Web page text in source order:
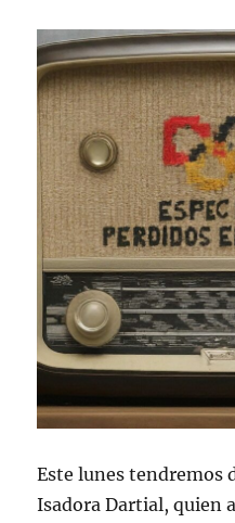
Este lunes tendremos
Isadora Dartial, quien